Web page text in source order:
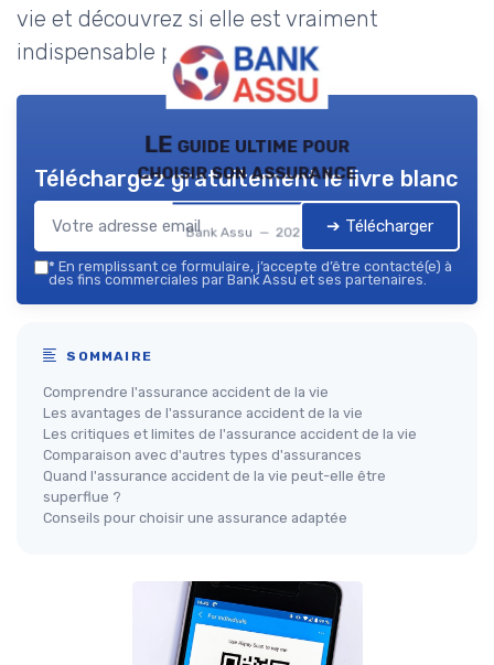
vie et découvrez si elle est vraiment
indispensable pour vous.
LE guide ultime pour
choisir son assurance
Bank Assu — 2026
Téléchargez gratuitement le livre blanc
➔ Télécharger
* En remplissant ce formulaire, j’accepte d’être contacté(e) à
des fins commerciales par Bank Assu et ses partenaires.
SOMMAIRE
Comprendre l'assurance accident de la vie
Les avantages de l'assurance accident de la vie
Les critiques et limites de l'assurance accident de la vie
Comparaison avec d'autres types d'assurances
Quand l'assurance accident de la vie peut-elle être
superflue ?
Conseils pour choisir une assurance adaptée